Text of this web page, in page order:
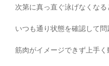
次第に真っ直ぐ泳げなくなる
いつも通り状態を確認して問
筋肉がイメージできず上手く